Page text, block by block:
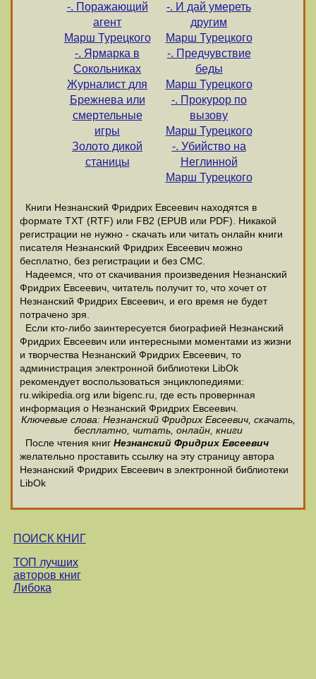
-. Поражающий
агент
Марш Турецкого
-. Ярмарка в
Сокольниках
Журналист для
Брежнева или
смертельные
игры
Золото дикой
станицы
-. И дай умереть
другим
Марш Турецкого
-. Предчувствие
беды
Марш Турецкого
-. Прокурор по
вызову
Марш Турецкого
-. Убийство на
Неглинной
Марш Турецкого
Книги Незнанский Фридрих Евсеевич находятся в
формате ТХТ (RTF) или FB2 (EPUB или PDF). Никакой
регистрации не нужно - скачать или читать онлайн книги
писателя Незнанский Фридрих Евсеевич можно
бесплатно, без регистрации и без СМС.
Надеемся, что от скачивания произведения Незнанский
Фридрих Евсеевич, читатель получит то, что хочет от
Незнанский Фридрих Евсеевич, и его время не будет
потрачено зря.
Если кто-либо заинтересуется биографией Незнанский
Фридрих Евсеевич или интересными моментами из жизни
и творчества Незнанский Фридрих Евсеевич, то
администрация электронной библиотеки LibOk
рекомендует воспользоваться энциклопедиями:
ru.wikipedia.org или bigenc.ru, где есть провернная
информация о Незнанский Фридрих Евсеевич.
Ключевые слова: Незнанский Фридрих Евсеевич, скачать,
бесплатно, читать, онлайн, книги
После чтения книг Незнанский Фридрих Евсеевич
желательно проставить ссылку на эту страницу автора
Незнанский Фридрих Евсеевич в электронной библиотеки
LibOk
ПОИСК КНИГ
ТОП лучших
авторов книг
Либока